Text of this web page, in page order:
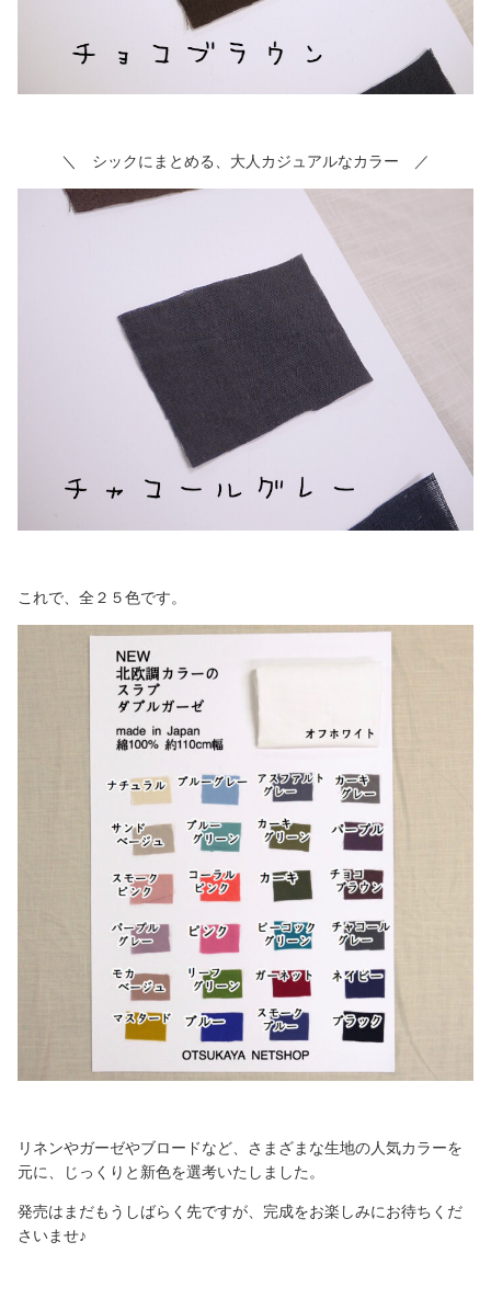
＼ シックにまとめる、大人カジュアルなカラー ／
これで、全２５色です。
リネンやガーゼやブロードなど、さまざまな生地の人気カラーを
元に、じっくりと新色を選考いたしました。
発売はまだもうしばらく先ですが、完成をお楽しみにお待ちくだ
さいませ♪